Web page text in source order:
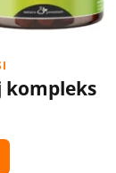
kompleks